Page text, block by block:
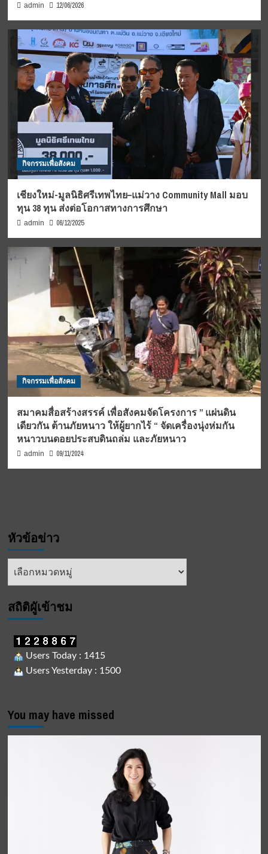
admin 12/06/2026
กิจกรรมเพื่อสังคม
เชียงใหม่-มูลนิธิศรีเทพไทย–แม่วาง Community Mall มอบ
ทุน 38 ทุน ส่งต่อโอกาสทางการศึกษา
admin 06/12/2025
กิจกรรมเพื่อสังคม
สมาคมสื่อสร้างสรรค์ เพื่อสังคมจัดโครงการ ” แผ่นดิน
เดียวกัน ต้านภัยหนาว ให้ผู้ยากไร้ “ จัดเครื่องนุ่งห่มกัน
หนาวบนดอยประสบดินถล่ม และภัยหนาว
admin 09/11/2024
หัวข้อข่าว
หัวข้อ
สถิติผูัเข้าชม
Users Today : 1415
Users Yesterday : 1500
You may have missed